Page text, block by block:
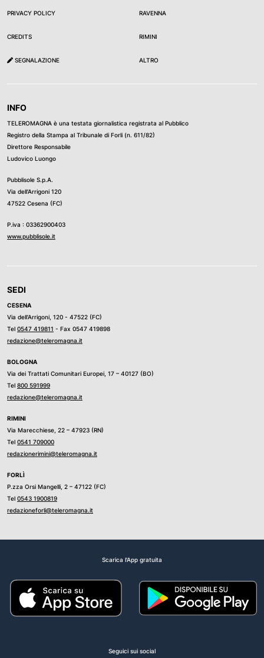
PRIVACY POLICY
CREDITS
SEGNALAZIONE
RAVENNA
RIMINI
ALTRO
INFO
TELEROMAGNA è una testata giornalistica registrata al Pubblico
Registro della Stampa al Tribunale di Forli (n. 611/82)
Direttore Responsabile
Ludovico Luongo
Pubblisole S.p.A.
Via dell’Arrigoni 120
47522 Cesena (FC)
P.iva : 03362900403
www.pubblisole.it
SEDI
CESENA
Via dell’Arrigoni, 120 - 47522 (FC)
Tel 0547 419811 - Fax 0547 419898
redazione@teleromagna.it
BOLOGNA
Via dei Trattati Comunitari Europei, 17 – 40127 (BO)
Tel 800 591999
redazione@teleromagna.it
RIMINI
Via Marecchiese, 22 – 47923 (RN)
Tel 0541 709000
redazionerimini@teleromagna.it
FORLÌ
P.zza Orsi Mangelli, 2 – 47122 (FC)
Tel 0543 1900819
redazioneforli@teleromagna.it
Scarica l'App gratuita
Seguici sui social